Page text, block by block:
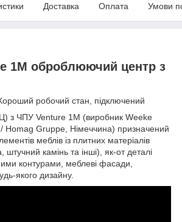
Доставка Оплата Умови
1M оброблюючий центр з
робочий стан, підключений
з ЧПУ Venture 1M (виробник Weeke
Homag Gruppe, Німеччина) призначений
меблів із плитних матеріалів
камінь та інші), як-от деталі
контурами, меблеві фасади,
якого дизайну.